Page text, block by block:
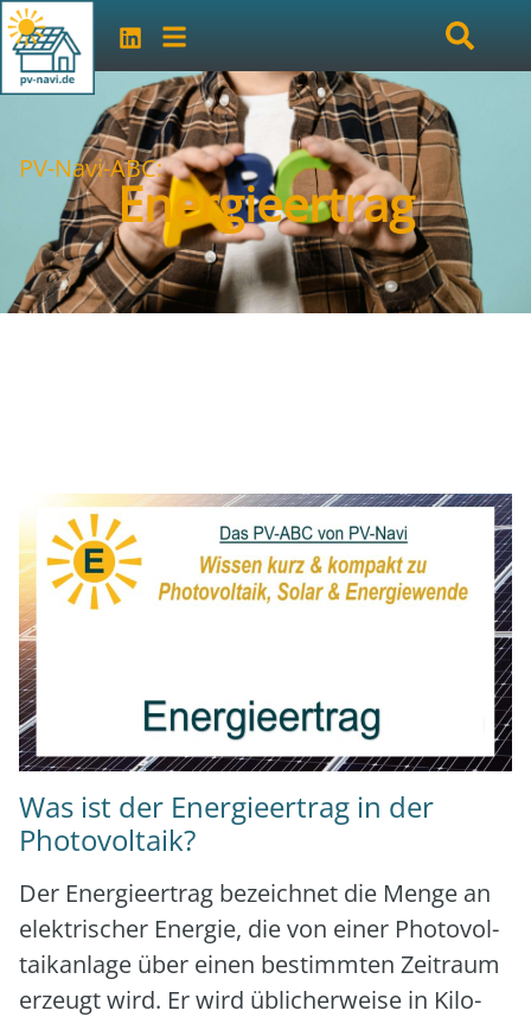
PV-Navi-ABC:
Energieertrag
Was ist der Energieertrag in der
Photovoltaik?
Der Ener­gie­er­trag bezeich­net die Men­ge an
elek­tri­scher Ener­gie, die von einer Pho­to­vol­
ta­ik­an­la­ge über einen bestimm­ten Zeit­raum
erzeugt wird. Er wird übli­cher­wei­se in Kilo­